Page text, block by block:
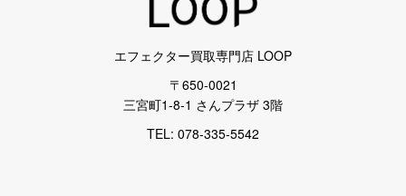
エフェクター買取専門店 LOOP
〒650-0021
三宮町1-8-1 さんプラザ 3階
TEL: 078-335-5542